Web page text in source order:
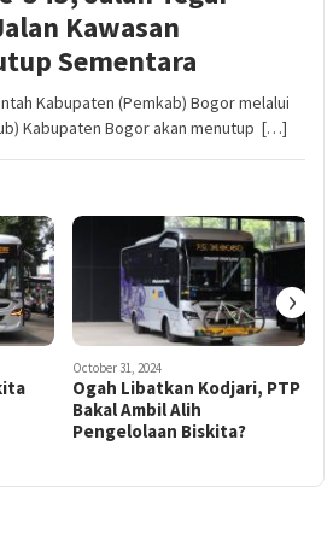
Kawasan
Sementara
Kabupaten (Pemkab) Bogor melalui
Kabupaten Bogor akan menutup […]
October 31, 2024
Ogah Libatkan Kodjari, PTP
Bakal Ambil Alih
Pengelolaan Biskita?
›